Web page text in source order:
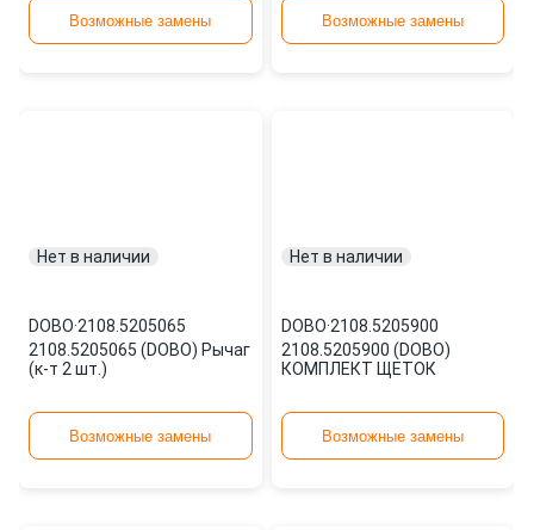
Возможные замены
(лобовое) сте
Возможные замены
Нет в наличии
DOBO·2108.5205065
2108.5205065 (DOBO) Рычаг
(к-т 2 шт.)
Возможные замены
Нет в наличии
DOBO·2108.5205900
2108.5205900 (DOBO)
КОМПЛЕКТ ЩЕТОК
Возможные замены